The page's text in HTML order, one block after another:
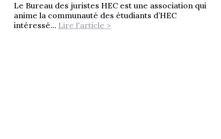
Le Bureau des juristes HEC est une association qui
anime la communauté des étudiants d’HEC
intéressé... Lire l'article >